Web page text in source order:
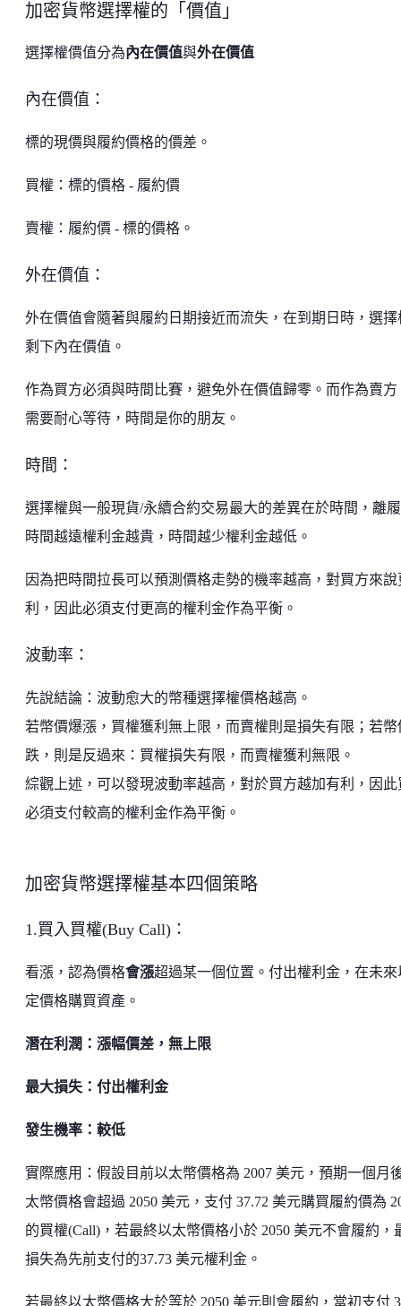
加密貨幣選擇權的「價值」
選擇權價值分為內在價值與外在價值
內在價值：
標的現價與履約價格的價差。
買權：標的價格 - 履約價
賣權：履約價 - 標的價格。
外在價值：
外在價值會隨著與履約日期接近而流失，在到期日時，選擇
剩下內在價值。
作為買方必須與時間比賽，避免外在價值歸零。而作為賣方
需要耐心等待，時間是你的朋友。
時間：
選擇權與一般現貨/永續合約交易最大的差異在於時間，離
時間越遠權利金越貴，時間越少權利金越低。
因為把時間拉長可以預測價格走勢的機率越高，對買方來說
利，因此必須支付更高的權利金作為平衡。
波動率：
先說結論：波動愈大的幣種選擇權價格越高。
若幣價爆漲，買權獲利無上限，而賣權則是損失有限；若幣
跌，則是反過來：買權損失有限，而賣權獲利無限。
綜觀上述，可以發現波動率越高，對於買方越加有利，因此
必須支付較高的權利金作為平衡。
加密貨幣選擇權基本四個策略
1.買入買權(Buy Call)：
看漲，認為價格會漲超過某一個位置。付出權利金，在未來
定價格購買資產。
潛在利潤：漲幅價差，無上限
最大損失：付出權利金
發生機率：較低
實際應用：假設目前以太幣價格為 2007 美元，預期一個月
太幣價格會超過 2050 美元，支付 37.72 美元購買履約價為
的買權(Call)，若最終以太幣價格小於 2050 美元不會履約，
損失為先前支付的37.73 美元權利金。
若最終以太幣價格大於等於 2050 美元則會履約，當初支付